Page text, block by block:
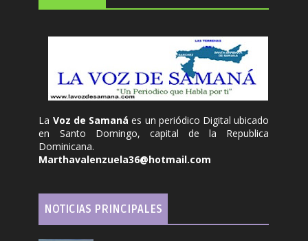
La Voz de Samanáes un periódico Digital ubicado
en Santo Domingo, capital de la Republica
Dominicana.
Marthavalenzuela36@hotmail.com
NOTICIAS PRINCIPALES